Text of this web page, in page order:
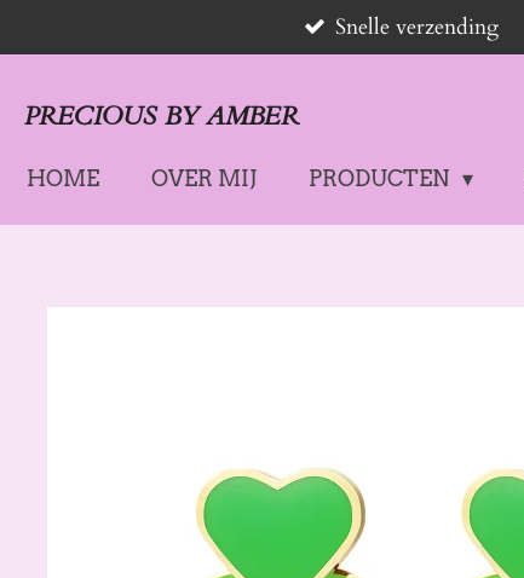
direct
de
Snelle verzending
PRECIOUS BY AMBER
HOME OVER MIJ PRODUCTEN